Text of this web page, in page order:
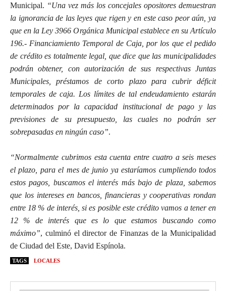
Municipal. “Una vez más los concejales opositores demuestran
la ignorancia de las leyes que rigen y en este caso peor aún, ya
que en la Ley 3966 Orgánica Municipal establece en su Artículo
196.- Financiamiento Temporal de Caja, por los que el pedido
de crédito es totalmente legal, que dice que las municipalidades
podrán obtener, con autorización de sus respectivas Juntas
Municipales, préstamos de corto plazo para cubrir déficit
temporales de caja. Los límites de tal endeudamiento estarán
determinados por la capacidad institucional de pago y las
previsiones de su presupuesto, las cuales no podrán ser
sobrepasadas en ningún caso”.
“Normalmente cubrimos esta cuenta entre cuatro a seis meses
el plazo, para el mes de junio ya estaríamos cumpliendo todos
estos pagos, buscamos el interés más bajo de plaza, sabemos
que los intereses en bancos, financieras y cooperativas rondan
entre 18 % de interés, si es posible este crédito vamos a tener en
12 % de interés que es lo que estamos buscando como
máximo”, culminó el director de Finanzas de la Municipalidad
de Ciudad del Este, David Espínola.
TAGS LOCALES